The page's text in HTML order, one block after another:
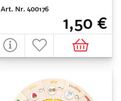
Art. Nr. 400176
1,50 €